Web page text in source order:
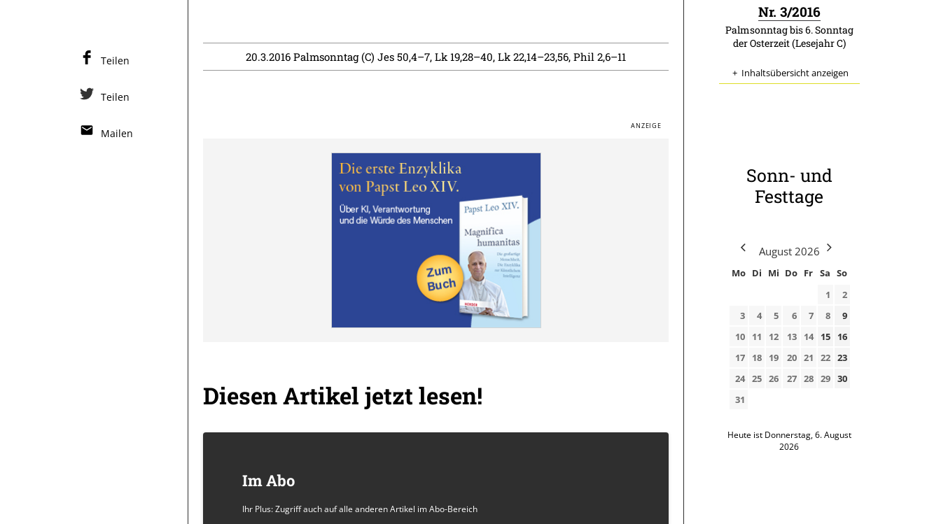
20.3.2016 Palmsonntag (C) Jes 50,4–7, Lk 19,28–40, Lk 22,14–23,56, Phil 2,6–11
Diesen Artikel jetzt lesen!
Im Abo
Ihr Plus: Zugriff auch auf alle anderen Artikel im Abo-Bereich
Teilen
Teilen
Mailen
Nr. 3/2016:
Palmsonntag bis 6. Sonntag
der Osterzeit (Lesejahr C)
Inhaltsübersicht anzeigen
Sonn- und
Festtage
August 2026
Mo Di Mi Do Fr Sa So
1
2
3
4 5 6 7 8
9
10
11 12 13 14 15
16
17
18 19 20 21 22 23
24 25 26 27 28 29 30
31
Heute ist Donnerstag, 6. August
2026